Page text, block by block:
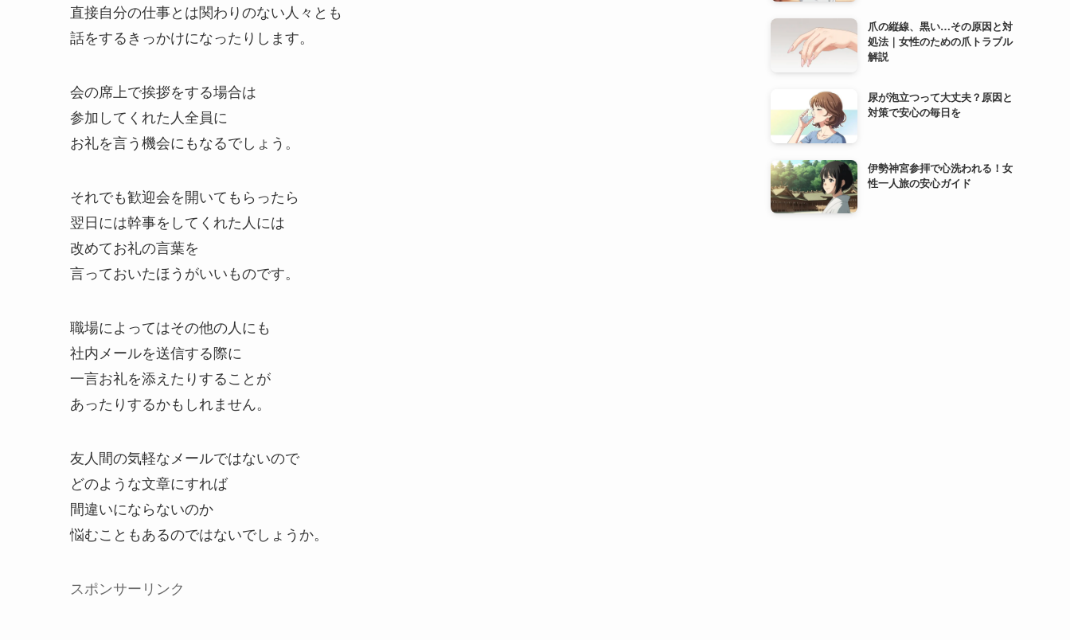
直接自分の仕事とは関わりのない人々とも
話をするきっかけになったりします。
会の席上で挨拶をする場合は
参加してくれた人全員に
お礼を言う機会にもなるでしょう。
それでも歓迎会を開いてもらったら
翌日には幹事をしてくれた人には
改めてお礼の言葉を
言っておいたほうがいいものです。
職場によってはその他の人にも
社内メールを送信する際に
一言お礼を添えたりすることが
あったりするかもしれません。
友人間の気軽なメールではないので
どのような文章にすれば
間違いにならないのか
悩むこともあるのではないでしょうか。
スポンサーリンク
爪の縦線、黒い…その原因と対
処法｜女性のための爪トラブル
解説
尿が泡立つって大丈夫？原因と
対策で安心の毎日を
伊勢神宮参拝で心洗われる！女
性一人旅の安心ガイド